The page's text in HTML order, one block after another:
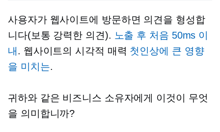
사용자가 웹사이트에 방문하면 의견을 형성합
니다(보통 강력한 의견). 노출 후 처음 50ms 이
내 . 웹사이트의 시각적 매력 첫인상에 큰 영향
을 미치는.
귀하와 같은 비즈니스 소유자에게 이것이 무엇
을 의미합니까?